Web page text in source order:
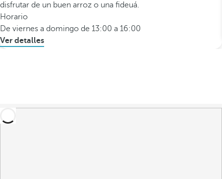
disfrutar de un buen arroz o una fideuá.
Horario
De viernes a domingo de 13:00 a 16:00
Ver detalles